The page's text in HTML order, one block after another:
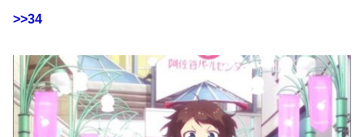
>>34